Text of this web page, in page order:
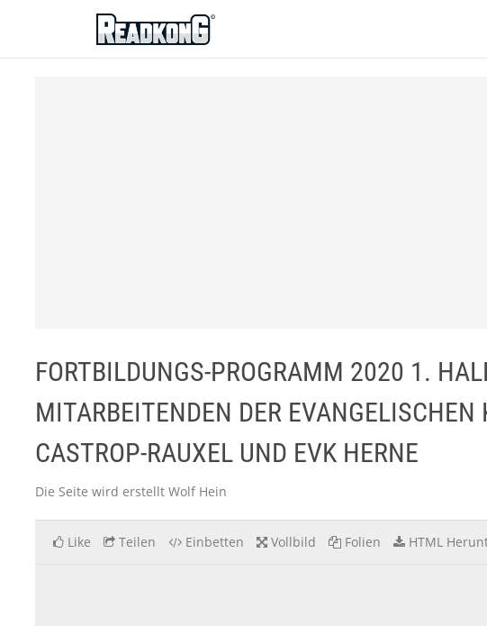
ReadkonG
FORTBILDUNGS-PROGRAMM 2020 1.
MITARBEITENDEN DER
CASTROP-RAUXEL UND EVK HERNE
Die Seite wird erstellt Wolf Hein
Like Teilen Einbetten Vollbild Folien HTML